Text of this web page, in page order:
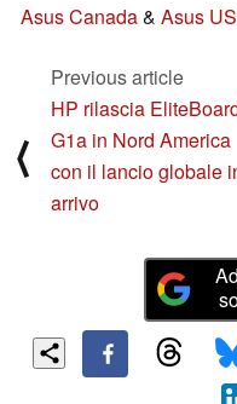
Asus Canada& Asus US
⟨
Previous article
HP rilascia
G1a in Nord America
con il lancio globale
arrivo